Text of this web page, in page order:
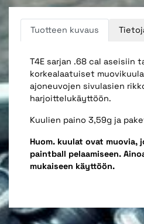
Tuotteen kuvaus
T4E sarjan .68 cal aseisiin
korkealaatuiset
ajoneuvojen sivulasien
harjoittelukäyttöön.
Kuulien paino 3,59g ja
Huom. kuulat ovat muovia,
paintball pelaamiseen.
mukaiseen käyttöön.